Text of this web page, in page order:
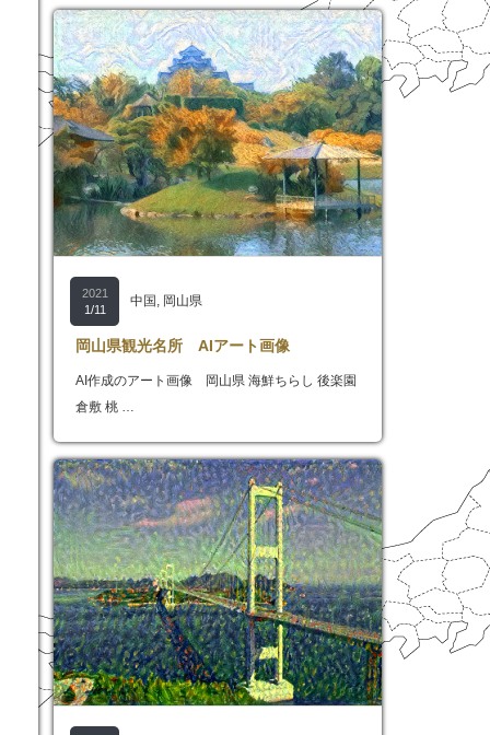
2021
1/11
中国 , 岡山県
岡山県観光名所 AIアート画像
AI作成のアート画像 岡山県 海鮮ちらし 後楽園
倉敷 桃 …